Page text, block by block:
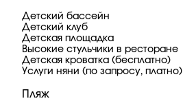
Детский бассейн
Детский клуб
Детская площадка
Высокие стульчики в ресторане
Детская кроватка (бесплатно)
Услуги няни (по запросу, платно)
Пляж